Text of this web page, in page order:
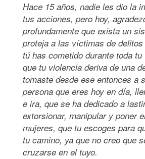
Hace 15 años, nadie les dio la
tus acciones, pero hoy,
profundamente que exista un
proteja a las víctimas de
tú has cometido durante toda
que tu violencia deriva de una
tomaste desde ese entonces a
persona que eres hoy en día,
e ira, que se ha dedicado a
extorsionar, manipular y poner
mujeres, que tu escoges para
tu camino, ya que no creo que
cruzarse en el tuyo.